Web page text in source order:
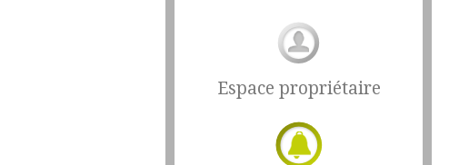
Espace propriétaire